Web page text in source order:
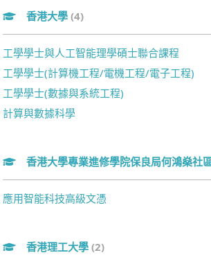
香港大學 (4)
工學學士與人工智能理學碩士聯合課程
工學學士(計算機工程/電機工程/電子工程)
工學學士(數據與系統工程)
計算與數據科學
香港大學專業進修學院保良局何鴻燊社
應用智能科技高級文憑
香港理工大學 (2)